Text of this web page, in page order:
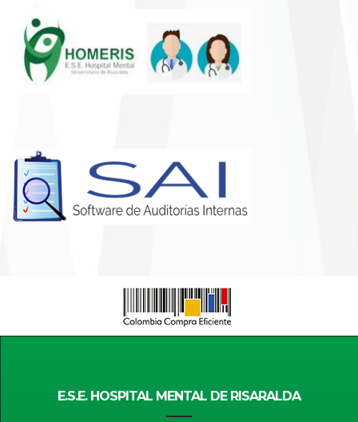
E.S.E. HOSPITAL MENTAL DE RISARALDA